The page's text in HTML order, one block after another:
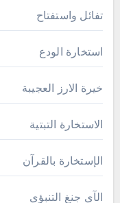
تفائل واستفتاح
استخارة الودع
خيرة الارز العجيبة
الاستخارة التبتية
الإستخارة بالقرآن
الآي جنغ التنبؤي